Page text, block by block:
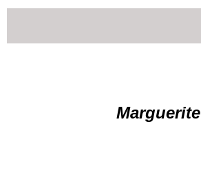
Marguerite